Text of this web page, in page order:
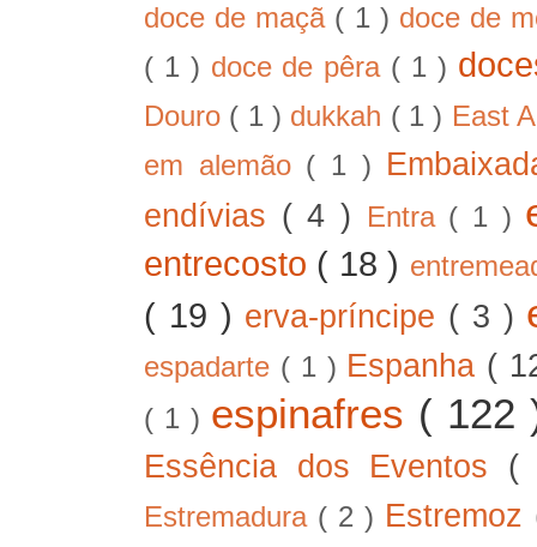
doce de maçã ( 1 ) doce de
( 1 ) doce de pêra ( 1 )
Douro ( 1 ) dukkah ( 1 ) East
em alemão ( 1 )
endívias ( 4 ) Entra ( 1 )
entrecosto ( 18 )
( 19 ) erva-príncipe ( 3 )
espadarte ( 1 ) Espanha (
( 1 ) espinafres (
Essência dos Eventos (
Estremadura ( 2 ) Estremoz